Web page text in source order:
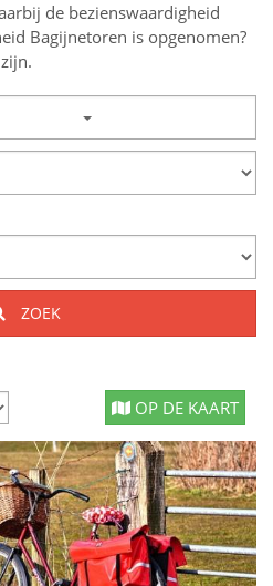
de bezienswaardigheid
Bagijnetoren is opgenomen?
ZOEK
OP DE KAART